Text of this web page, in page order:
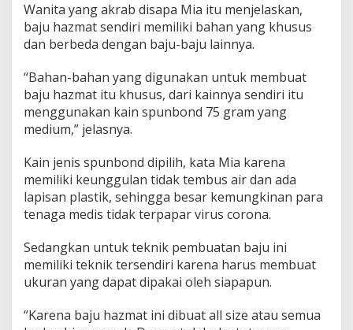
Wanita yang akrab disapa Mia itu menjelaskan,
baju hazmat sendiri memiliki bahan yang khusus
dan berbeda dengan baju-baju lainnya.
“Bahan-bahan yang digunakan untuk membuat
baju hazmat itu khusus, dari kainnya sendiri itu
menggunakan kain spunbond 75 gram yang
medium,” jelasnya.
Kain jenis spunbond dipilih, kata Mia karena
memiliki keunggulan tidak tembus air dan ada
lapisan plastik, sehingga besar kemungkinan para
tenaga medis tidak terpapar virus corona.
Sedangkan untuk teknik pembuatan baju ini
memiliki teknik tersendiri karena harus membuat
ukuran yang dapat dipakai oleh siapapun.
“Karena baju hazmat ini dibuat all size atau semua